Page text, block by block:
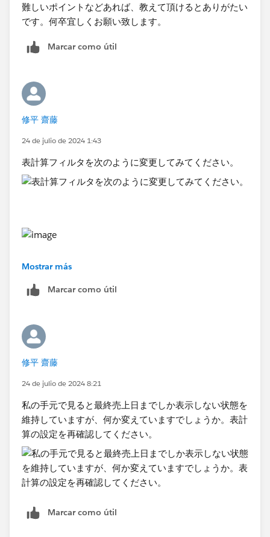
難しいポイントなどあれば、教えて頂けるとありがたい
です。何卒宜しくお願い致します。
Marcar como útil
修平 齋藤
24 de julio de 2024 1:43
表計算フィルタを次のように変更してみてください。
Mostrar más
Marcar como útil
修平 齋藤
24 de julio de 2024 8:21
私の手元で見ると最終売上日までしか表示しない状態を
維持していますが、何か変えていますでしょうか。表計
算の設定を再確認してください。
Marcar como útil